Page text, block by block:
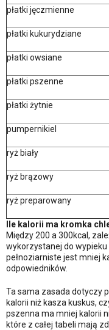
płatki jęczmienne
płatki kukurydziane
płatki owsiane
płatki pszenne
płatki żytnie
pumpernikiel
ryż biały
ryż brązowy
ryż preparowany
Ile kalorii ma kromka
Między 200 a 300kcal,
wykorzystanej do
pełnoziarniste jest mniej
odpowiedników.
Ta sama zasada dotyczy
kalorii niż kasza kuskus,
pszenna ma mniej kalorii
które z całej tabeli mają